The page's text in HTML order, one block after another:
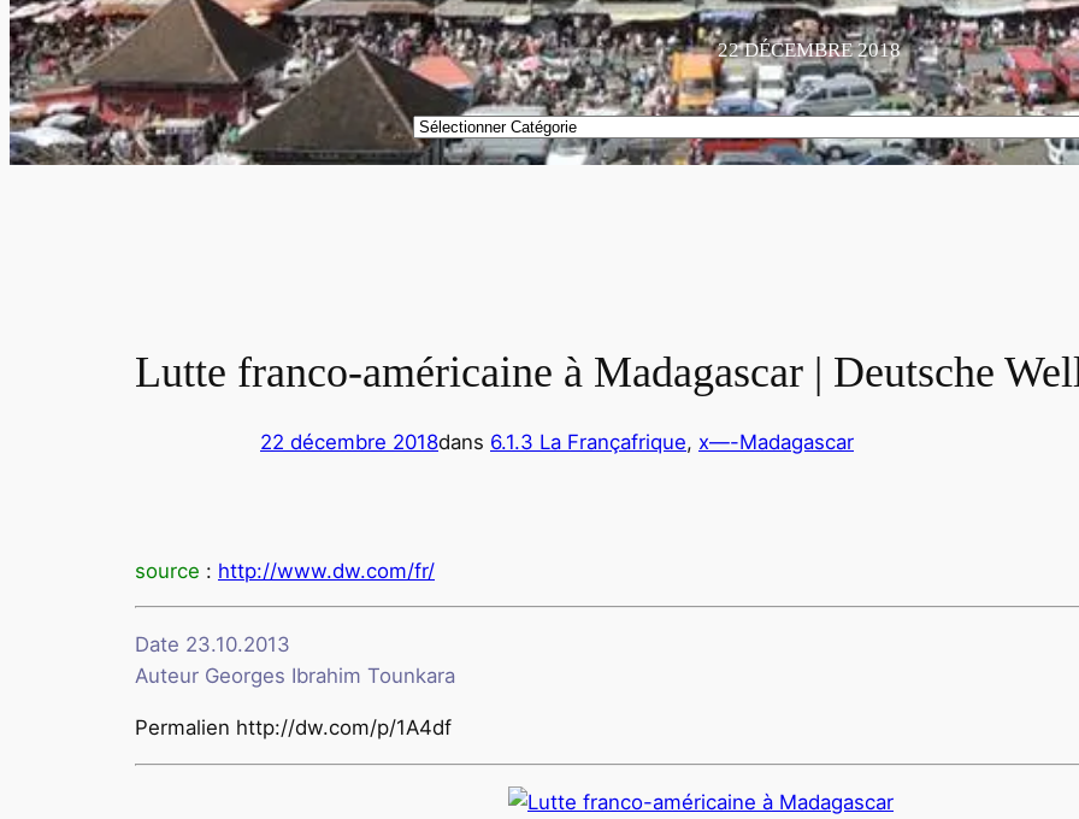
22 DÉCEMBRE 2018
Catégories
Lutte franco-américaine à Madagascar | Deutsche
22 décembre 2018dans 6.1.3 La Françafrique, x—-Madagascar
source : http://www.dw.com/fr/
Date 23.10.2013
Auteur Georges Ibrahim Tounkara
Permalien http://dw.com/p/1A4df